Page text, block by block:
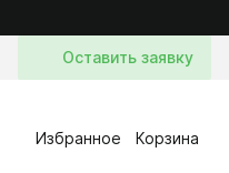
Оставить заявку
Избранное Корзина